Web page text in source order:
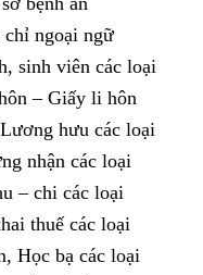
ngoại ngữ
sinh viên các loại
– Giấy li hôn
hưu các loại
nhận các loại
– chi các loại
thuế các loại
Học bạ các loại